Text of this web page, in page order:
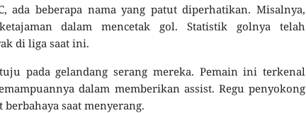
beberapa nama yang patut diperhatikan. Misalnya,
dalam mencetak gol. Statistik golnya telah
di liga saat ini.
pada gelandang serang mereka. Pemain ini terkenal
dalam memberikan assist. Regu penyokong
saat menyerang.